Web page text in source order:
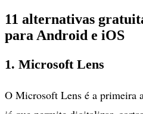
11 alternativas
para Android e iOS
1. Microsoft Lens
O Microsoft Lens é a primeira